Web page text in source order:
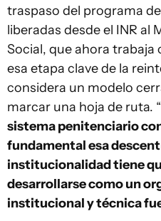
traspaso del programa
liberadas desde el INR al
Social, que ahora
esa etapa clave de la
considera un modelo
marcar una hoja de ruta. “
sistema penitenciario
fundamental esa
institucionalidad tiene
desarrollarse como un
institucional y técnica